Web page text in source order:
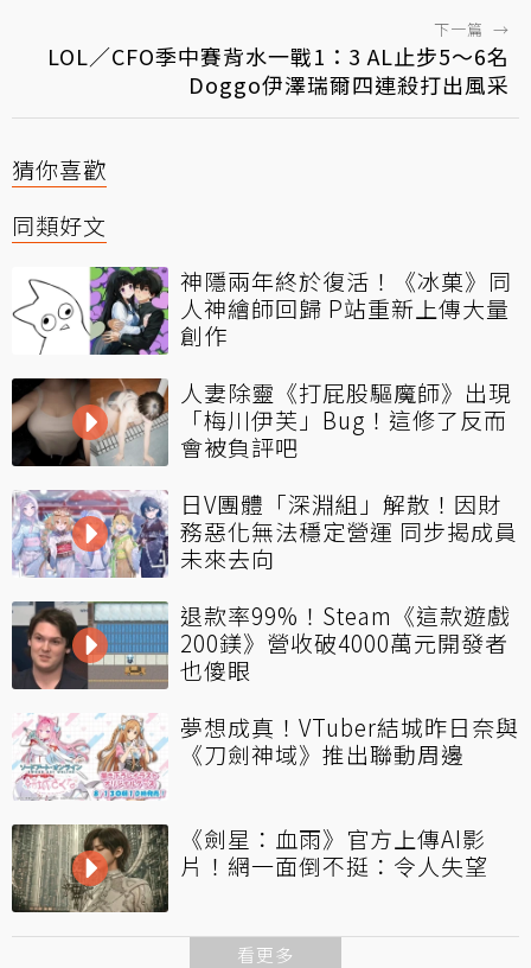
下一篇 →
LOL／CFO季中賽背水一戰1：3 AL止步5～6名
Doggo伊澤瑞爾四連殺打出風采
猜你喜歡
同類好文
神隱兩年終於復活！《冰菓》同
人神繪師回歸 P站重新上傳大量
創作
人妻除靈《打屁股驅魔師》出現
「梅川伊芙」Bug！這修了反而
會被負評吧
日V團體「深淵組」解散！因財
務惡化無法穩定營運 同步揭成員
未來去向
退款率99%！Steam《這款遊戲
200鎂》營收破4000萬元開發者
也傻眼
夢想成真！VTuber結城昨日奈與
《刀劍神域》推出聯動周邊
《劍星：血雨》官方上傳AI影
片！網一面倒不挺：令人失望
看更多